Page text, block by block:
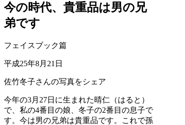
今の時代、貴重品は男の兄
弟です
フェイスブック篇
平成25年8月21日
佐竹冬子さんの写真をシェア
今年の3月27日に生まれた晴仁（はると）
で、私の4番目の娘、冬子の2番目の息子で
す。今は男の兄弟は貴重品です。これで孫